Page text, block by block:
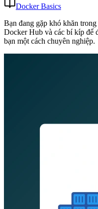
Docker Basics
Bạn đang gặp khó khăn
Docker Hub và các bí kíp để
bạn một cách chuyên nghiệp.